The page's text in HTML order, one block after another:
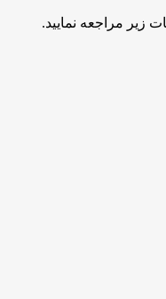
مراجعه نمایید.